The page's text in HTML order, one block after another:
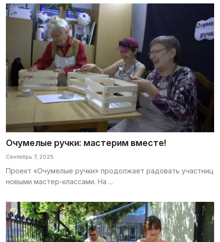
Места и организации
Очумелые ручки: мастерим вместе!
Сентябрь 7, 2025
Проект «Очумелые ручки» продолжает радовать участниц
новыми мастер-классами. На ...